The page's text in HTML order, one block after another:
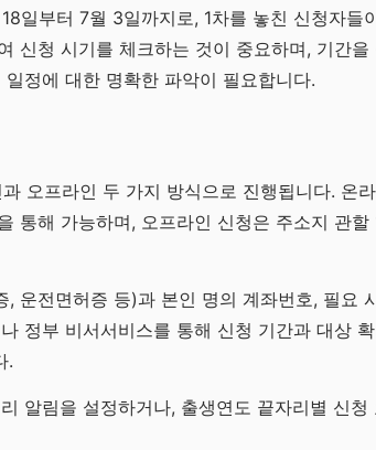
일부터 7월 3일까지로, 1차를 놓친 신청자들
신청 시기를 체크하는 것이 중요하며, 기간을
정에 대한 명확한 파악이 필요합니다.
오프라인 두 가지 방식으로 진행됩니다. 온
통해 가능하며, 오프라인 신청은 주소지 관할
운전면허증 등)과 본인 명의 계좌번호, 필요
정부 비서서비스를 통해 신청 기간과 대상
.
알림을 설정하거나, 출생연도 끝자리별 신청